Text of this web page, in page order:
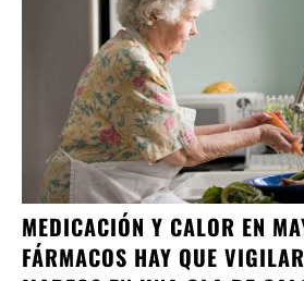
MEDICACIÓN Y CALOR EN
FÁRMACOS HAY QUE